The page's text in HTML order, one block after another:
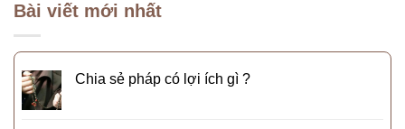
Bài viết mới nhất
Chia sẻ pháp có lợi ích gì ?